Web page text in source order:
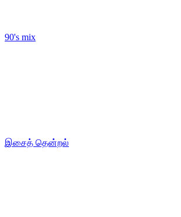
90's mix
இசைத் தென்றல்